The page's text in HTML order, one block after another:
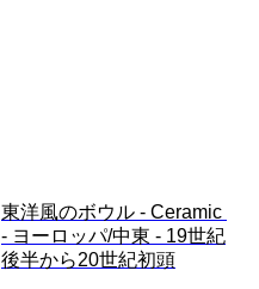
東洋風のボウル - Ceramic
- ヨーロッパ/中東 - 19世紀
後半から20世紀初頭